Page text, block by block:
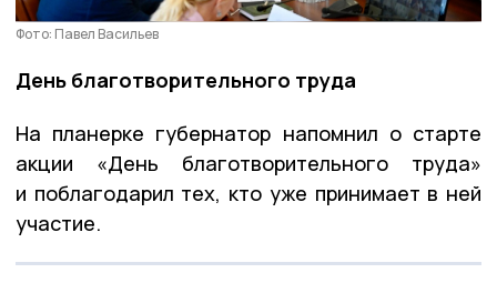
Фото: Павел Васильев
День благотворительного труда
На планерке губернатор напомнил о старте
акции «День благотворительного труда»
и поблагодарил тех, кто уже принимает в ней
участие.